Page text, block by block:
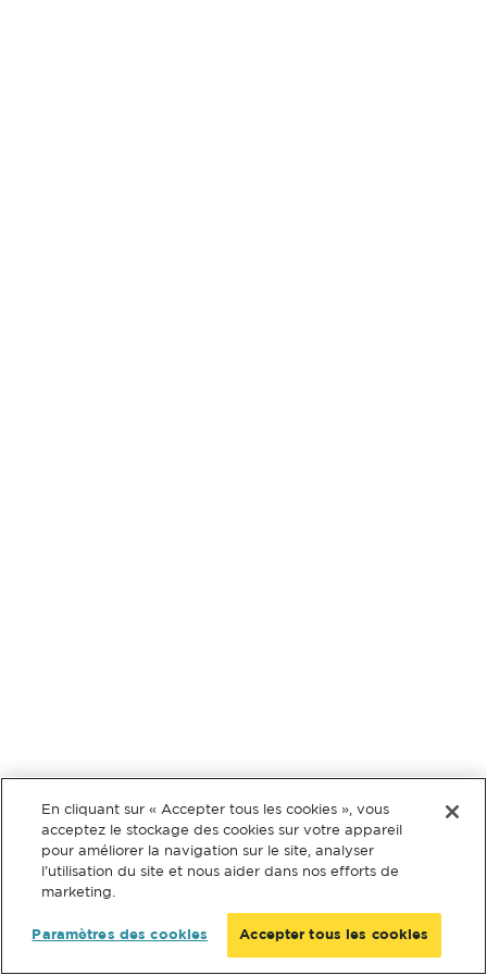
En cliquant sur « Accepter tous les cookies », vous
acceptez le stockage des cookies sur votre appareil
pour améliorer la navigation sur le site, analyser
l’utilisation du site et nous aider dans nos efforts de
marketing.
Paramètres des cookies Accepter tous les cookies